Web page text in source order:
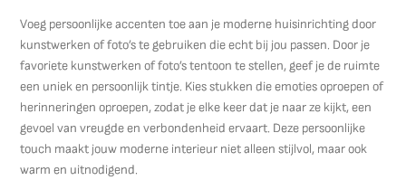
Voeg persoonlijke accenten toe aan je moderne huisinrichting door
kunstwerken of foto’s te gebruiken die echt bij jou passen. Door je
favoriete kunstwerken of foto’s tentoon te stellen, geef je de ruimte
een uniek en persoonlijk tintje. Kies stukken die emoties oproepen of
herinneringen oproepen, zodat je elke keer dat je naar ze kijkt, een
gevoel van vreugde en verbondenheid ervaart. Deze persoonlijke
touch maakt jouw moderne interieur niet alleen stijlvol, maar ook
warm en uitnodigend.